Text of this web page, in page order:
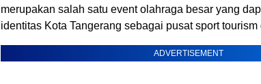
merupakan salah satu event olahraga besar yang
identitas Kota Tangerang sebagai pusat sport
ADVERTISEMENT